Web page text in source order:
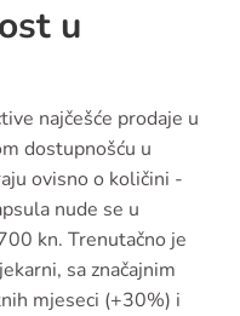
u
najčešće prodaje u
dostupnošću u
ovisno o količini -
nude se u
kn. Trenutačno je
sa značajnim
mjeseci (+30%) i